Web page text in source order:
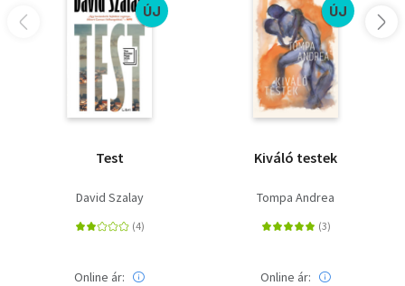
ÚJ
Test
David Szalay
Online ár:
ÚJ
Kiváló testek
Tompa Andrea
Online ár: